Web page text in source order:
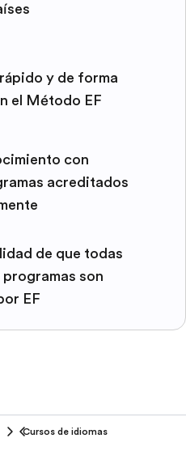
y de forma
el Método EF
con
acreditados
de que todas
programas son
EF
Cursos de idiomas